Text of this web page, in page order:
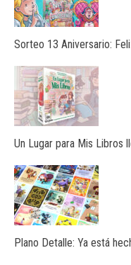
Sorteo 13 Aniversario:
Un Lugar para Mis Libros
Plano Detalle: Ya está